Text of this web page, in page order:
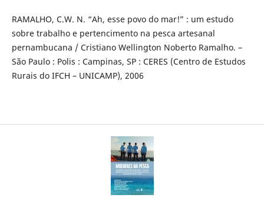
RAMALHO, C.W. N. “Ah, esse povo do mar!” : um estudo
sobre trabalho e pertencimento na pesca artesanal
pernambucana / Cristiano Wellington Noberto Ramalho. –
São Paulo : Polis : Campinas, SP : CERES (Centro de Estudos
Rurais do IFCH – UNICAMP), 2006